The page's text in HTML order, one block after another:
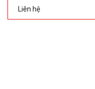
Liên hệ